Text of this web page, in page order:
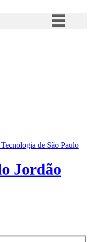
à informação
de São Paulo
Jordão